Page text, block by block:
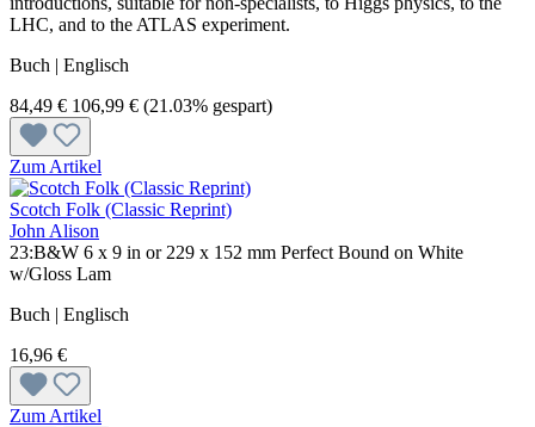
LHC, and to the ATLAS experiment.
Buch | Englisch
84,49 € 106,99 € (21.03% gespart)
Zum Artikel
Scotch Folk (Classic Reprint)
John Alison
23:B&W 6 x 9 in or 229 x 152 mm Perfect Bound on White
w/Gloss Lam
Buch | Englisch
16,96 €
Zum Artikel